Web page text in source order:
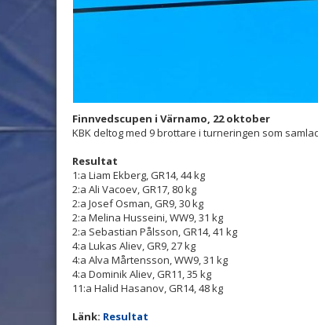
Finnvedscupen i Värnamo, 22 oktober
KBK deltog med 9 brottare i turneringen som
Resultat
1:a Liam Ekberg, GR14, 44 kg
2:a Ali Vacoev, GR17, 80 kg
2:a Josef Osman, GR9, 30 kg
2:a Melina Husseini, WW9, 31 kg
2:a Sebastian Pålsson,GR14, 41 kg
4:a Lukas Aliev, GR9, 27 kg
4:a Alva Mårtensson, WW9, 31 kg
4:a Dominik Aliev, GR11, 35 kg
11:a Halid Hasanov, GR14, 48 kg
Länk: Resultat